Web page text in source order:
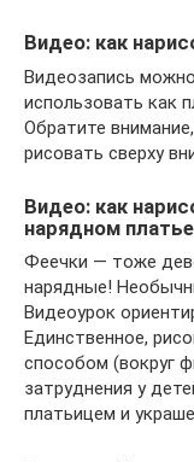
Видео: как
Видеозапись
использовать как
Обратите
рисовать сверху
Видео: как
нарядном платье
Феечки — тоже
нарядные!
Видеоурок
Единственное,
способом (вокруг
затруднения у
платьицем и